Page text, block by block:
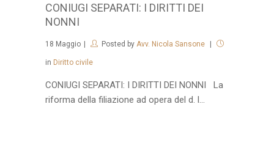
CONIUGI SEPARATI: I DIRITTI DEI
NONNI
18 Maggio Posted by Avv. Nicola Sansone
in Diritto civile
CONIUGI SEPARATI: I DIRITTI DEI NONNI La
riforma della filiazione ad opera del d. l...